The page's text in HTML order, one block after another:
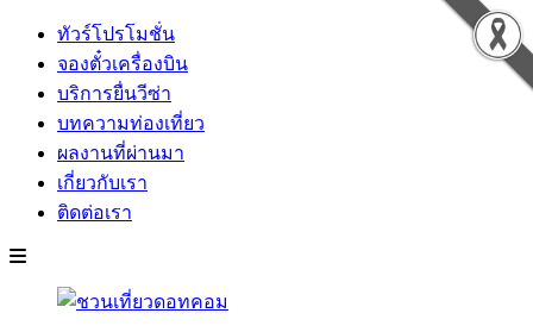
ทัวร์โปรโมชั่น
จองตั๋วเครื่องบิน
บริการยื่นวีซ่า
บทความท่องเที่ยว
ผลงานที่ผ่านมา
เกี่ยวกับเรา
ติดต่อเรา